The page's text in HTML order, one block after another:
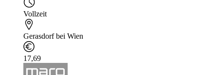
Vollzeit
Gerasdorf bei Wien
17,69